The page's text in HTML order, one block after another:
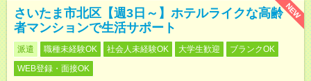
NEW
さいたま市北区【週3日～】ホテルライクな高齢
者マンションで生活サポート
派遣 職種未経験OK 社会人未経験OK 大学生歓迎
ブランクOK
WEB登録・面接OK